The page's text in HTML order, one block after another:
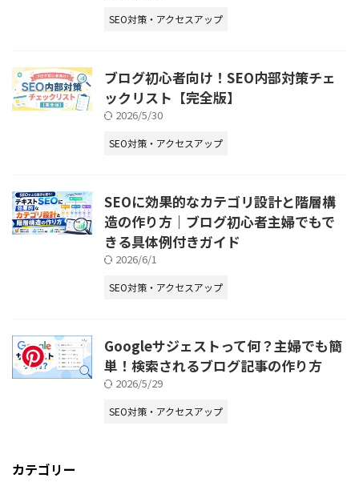
SEO対策・アクセスアップ
ブログ初心者向け！SEO内部対策チェ
ックリスト【完全版】
2026/5/30
SEO対策・アクセスアップ
SEOに効果的なカテゴリ設計と階層構
造の作り方｜ブログ初心者主婦でもで
きる具体例付きガイド
2026/6/1
SEO対策・アクセスアップ
Googleサジェストって何？主婦でも簡
単！検索されるブログ記事の作り方
2026/5/29
SEO対策・アクセスアップ
カテゴリー